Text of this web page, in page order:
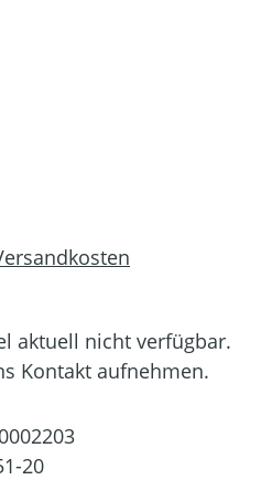
aktuell nicht verfügbar.
Kontakt aufnehmen.
20